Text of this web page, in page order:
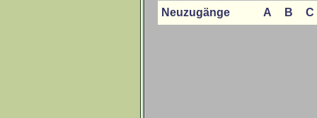
Neuzugänge A B C